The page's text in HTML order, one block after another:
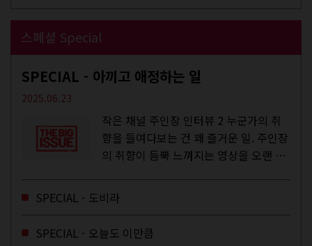
스페셜 Special
SPECIAL - 아끼고 애정하는 일
2025.06.23
작은 채널 주인장 인터뷰 2 누군가의 취
향을 들여다보는 건 꽤 즐거운 일. 주인장
의 취향이 듬뿍 느껴지는 영상을 오랜 시
에 스며드는 경험을 하기도 한다. 좀처럼
듣지 않던 장르의 노래를...
SPECIAL - 도비라
SPECIAL - 오늘도 이만큼